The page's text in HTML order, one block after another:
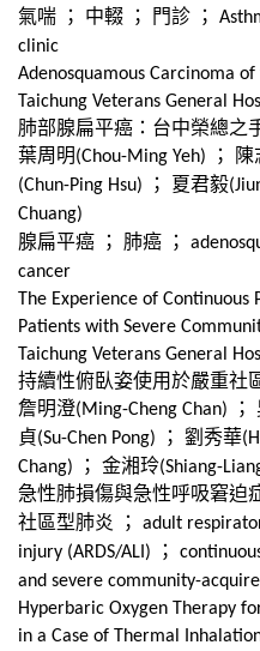
氣喘 ； 中輟 ； 門診 ；
clinic
Adenosquamous Carcinoma
Taichung Veterans General
肺部腺扁平癌：台中榮總之
葉周明(Chou-Ming Yeh) ； 陳
(Chun-Ping Hsu) ； 夏君毅
Chuang)
腺扁平癌 ； 肺癌 ；
cancer
The Experience of
Patients with Severe
Taichung Veterans General
持續性俯臥姿使用於嚴重社
詹明澄(Ming-Cheng Chan) ；
貞(Su-Chen Pong) ； 劉秀華
Chang)
； 金湘玲(Shiang-
急性肺損傷與急性呼吸窘迫
社區型肺炎
；
adult
injury (ARDS/ALI)
；
and severe community-
Hyperbaric Oxygen Therapy
in a Case of Thermal